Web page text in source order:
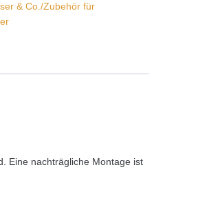
& Co./Zubehör für
Eine nachträgliche Montage ist